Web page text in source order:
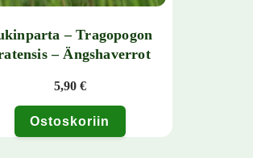
– Tragopogon
– Ängshaverrot
5,90 €
Ostoskoriin